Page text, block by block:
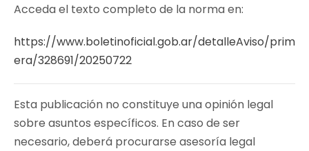
Acceda el texto completo de la norma en:
https://www.boletinoficial.gob.ar/detalleAviso/prim
era/328691/20250722
Esta publicación no constituye una opinión legal
sobre asuntos específicos. En caso de ser
necesario, deberá procurarse asesoría legal